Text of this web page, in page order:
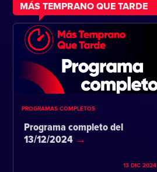
MÁS TEMPRANO QUE TARDE
PROGRAMAS COMPLETOS
Programa completo del
13/12/2024
13 DIC 2024